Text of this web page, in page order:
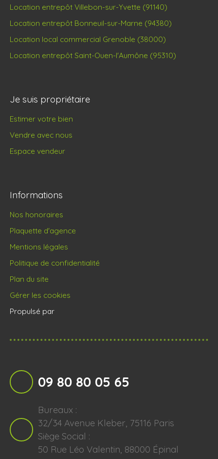
Location entrepôt Villebon-sur-Yvette (91140)
Location entrepôt Bonneuil-sur-Marne (94380)
Location local commercial Grenoble (38000)
Location entrepôt Saint-Ouen-l'Aumône (95310)
Je suis propriétaire
Estimer votre bien
Vendre avec nous
Espace vendeur
Informations
Nos honoraires
Plaquette d'agence
Mentions légales
Politique de confidentialité
Plan du site
Gérer les cookies
Propulsé par
09 80 80 05 65
Bureaux :
32/34 Avenue Kleber, 75116 Paris
Siège Social :
50 Rue Léo Valentin, 88000 Épinal